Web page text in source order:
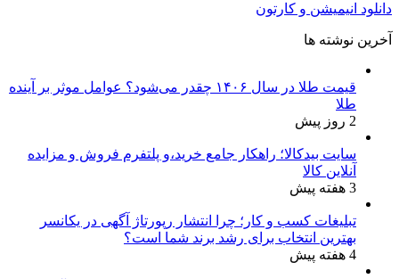
دانلود انیمیشن و کارتون
آخرین نوشته ها
قیمت طلا در سال ۱۴۰۶ چقدر می‌شود؟ عوامل موثر بر آینده
طلا
2 روز پیش
سایت بیدکالا؛ راهکار جامع خرید،و پلتفرم فروش و مزایده
آنلاین کالا
3 هفته پیش
تبلیغات کسب و کار؛ چرا انتشار رپورتاژ آگهی در یکانسر
بهترین انتخاب برای رشد برند شما است؟
4 هفته پیش